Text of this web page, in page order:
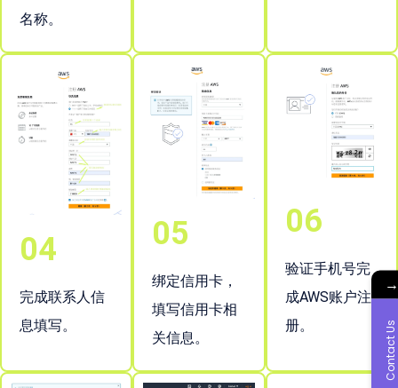
名称。
04
完成联系人信
息填写。
05
绑定信用卡，
填写信用卡相
关信息。
06
验证手机号完
成AWS账户注
册。
→
Contact Us